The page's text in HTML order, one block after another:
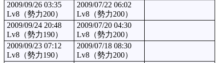
2009/09/26 03:35
Lv8（勢力200）
2009/07/22 06:02
Lv8（勢力200）
2009/09/24 20:48
Lv8（勢力190）
2009/07/20 04:30
Lv8（勢力200）
2009/09/23 07:12
Lv8（勢力190）
2009/07/18 08:30
Lv8（勢力200）